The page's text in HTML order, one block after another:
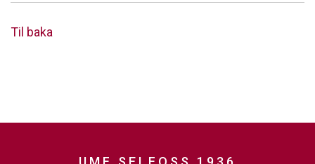
Til baka